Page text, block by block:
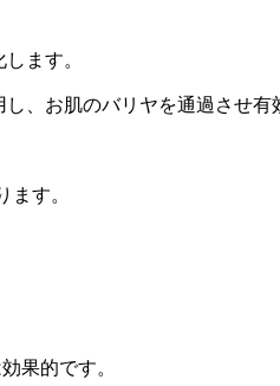
ます。
、お肌のバリヤを通過させ有
ます。
果的です。